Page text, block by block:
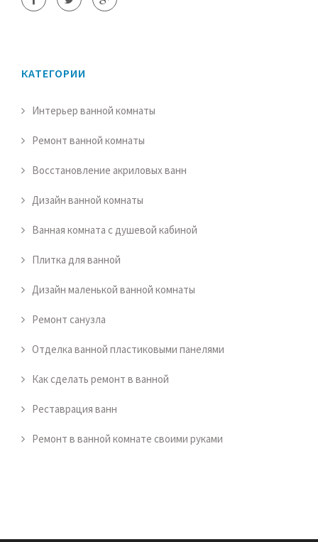
КАТЕГОРИИ
Интерьер ванной комнаты
Ремонт ванной комнаты
Восстановление акриловых ванн
Дизайн ванной комнаты
Ванная комната с душевой кабиной
Плитка для ванной
Дизайн маленькой ванной комнаты
Ремонт санузла
Отделка ванной пластиковыми панелями
Как сделать ремонт в ванной
Реставрация ванн
Ремонт в ванной комнате своими руками